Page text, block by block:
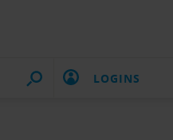
LOGINS